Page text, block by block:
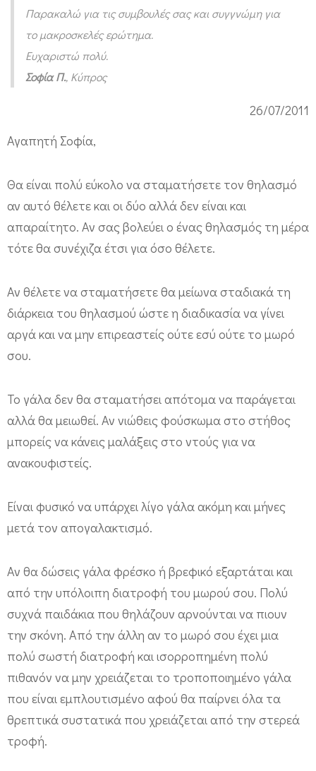
Παρακαλώ για τις συμβουλές σας και συγγνώμη για
το μακροσκελές ερώτημα.
Ευχαριστώ πολύ.
Σοφία Π., Κύπρος
26/07/2011
Αγαπητή Σοφία,
Θα είναι πολύ εύκολο να σταματήσετε τον θηλασμό
αν αυτό θέλετε και οι δύο αλλά δεν είναι και
απαραίτητο. Αν σας βολεύει ο ένας θηλασμός τη μέρα
τότε θα συνέχιζα έτσι για όσο θέλετε.
Αν θέλετε να σταματήσετε θα μείωνα σταδιακά τη
διάρκεια του θηλασμού ώστε η διαδικασία να γίνει
αργά και να μην επιρεαστείς ούτε εσύ ούτε το μωρό
σου.
Το γάλα δεν θα σταματήσει απότομα να παράγεται
αλλά θα μειωθεί. Αν νιώθεις φούσκωμα στο στήθος
μπορείς να κάνεις μαλάξεις στο ντούς για να
ανακουφιστείς.
Είναι φυσικό να υπάρχει λίγο γάλα ακόμη και μήνες
μετά τον απογαλακτισμό.
Αν θα δώσεις γάλα φρέσκο ή βρεφικό εξαρτάται και
από την υπόλοιπη διατροφή του μωρού σου. Πολύ
συχνά παιδάκια που θηλάζουν αρνούνται να πιουν
την σκόνη. Από την άλλη αν το μωρό σου έχει μια
πολύ σωστή διατροφή και ισορροπημένη πολύ
πιθανόν να μην χρειάζεται το τροποποιημένο γάλα
που είναι εμπλουτισμένο αφού θα παίρνει όλα τα
θρεπτικά συστατικά που χρειάζεται από την στερεά
τροφή.